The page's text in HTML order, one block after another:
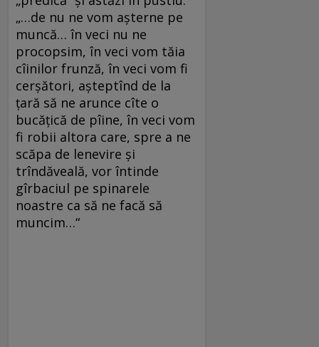
„…de nu ne vom aşterne pe
muncă… în veci nu ne
procopsim, în veci vom tăia
cîinilor frunză, în veci vom fi
cerşători, aşteptînd de la
ţară să ne arunce cîte o
bucăţică de pîine, în veci vom
fi robii altora care, spre a ne
scăpa de lenevire şi
trîndăveală, vor întinde
gîrbaciul pe spinarele
noastre ca să ne facă să
muncim…“